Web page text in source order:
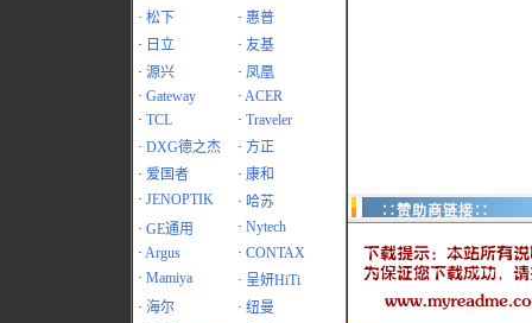
· 松下 · 惠普
· 日立 · 友基
· 源兴 · 凤凰
· Gateway · ACER
· TCL · Traveler
· DXG德之杰 · 方正
· 爱国者 · 康和
· JENOPTIK · 哈苏
· GE通用 · Nytech
· Argus · CONTAX
· Mamiya · 呈妍HiTi
· 海尔 · 纽曼
∷赞助商链接∷